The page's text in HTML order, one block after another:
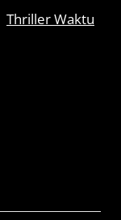
Thriller Waktu